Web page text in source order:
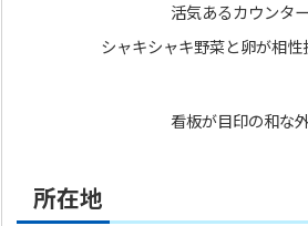
活気あるカウンタ
シャキシャキ野菜と卵が相性
看板が目印の和な
所在地